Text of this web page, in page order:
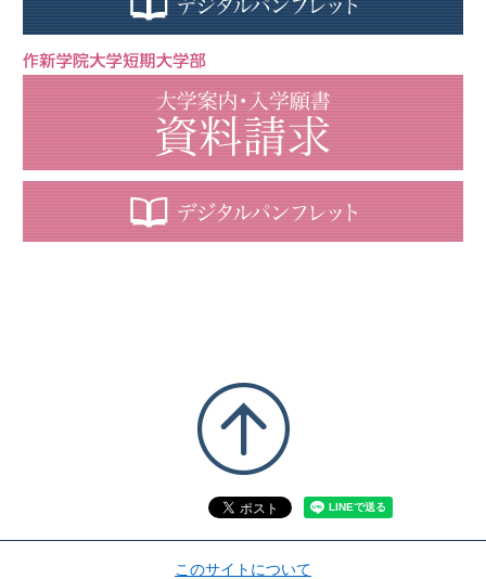
このサイトについて